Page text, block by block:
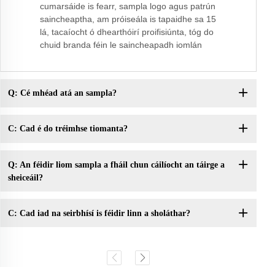
cumarsáide is fearr, sampla logo agus patrún
saincheaptha, am próiseála is tapaidhe sa 15
lá, tacaíocht ó dhearthóirí proifisiúnta, tóg do
chuid branda féin le saincheapadh iomlán
Q: Cé mhéad atá an sampla?
C: Cad é do tréimhse tiomanta?
Q: An féidir liom sampla a fháil chun cáilíocht an táirge a
sheiceáil?
C: Cad iad na seirbhísí is féidir linn a sholáthar?